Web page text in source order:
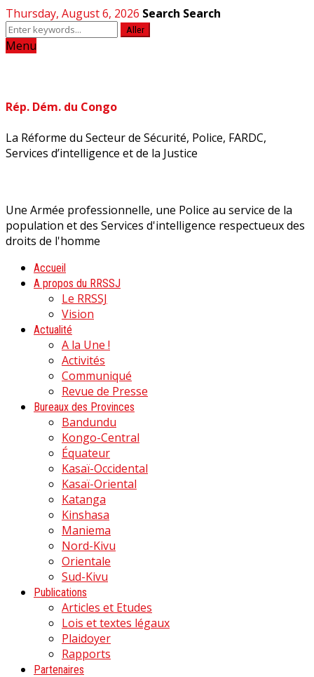
Thursday, August 6, 2026 Search Search
Aller
Menu
Rép. Dém. du Congo
La Réforme du Secteur de Sécurité, Police, FARDC,
Services d’intelligence et de la Justice
Une Armée professionnelle, une Police au service de la
population et des Services d'intelligence respectueux des
droits de l'homme
Accueil
A propos du RRSSJ
Le RRSSJ
Vision
Actualité
A la Une !
Activités
Communiqué
Revue de Presse
Bureaux des Provinces
Bandundu
Kongo-Central
Équateur
Kasaï-Occidental
Kasaï-Oriental
Katanga
Kinshasa
Maniema
Nord-Kivu
Orientale
Sud-Kivu
Publications
Articles et Etudes
Lois et textes légaux
Plaidoyer
Rapports
Partenaires